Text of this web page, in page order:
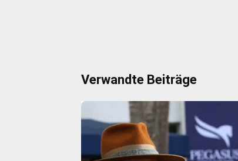
Verwandte Beiträge